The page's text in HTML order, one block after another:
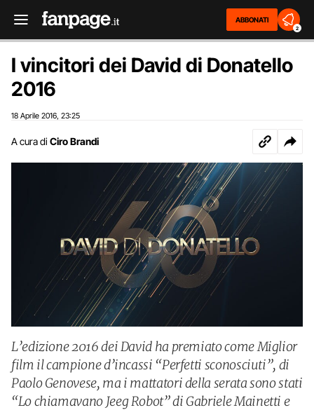
ABBONATI
2
I vincitori dei David di Donatello
2016
18 Aprile 2016 23:25
A cura di Ciro Brandi
L’edizione 2016 dei David ha premiato come Miglior
film il campione d’incassi “Perfetti sconosciuti”, di
Paolo Genovese, ma i mattatori della serata sono stati
“Lo chiamavano Jeeg Robot” di Gabriele Mainetti e